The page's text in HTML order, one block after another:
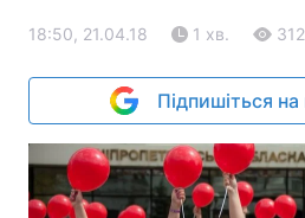
18:50, 21.04.18 1 хв.
Підпишіться